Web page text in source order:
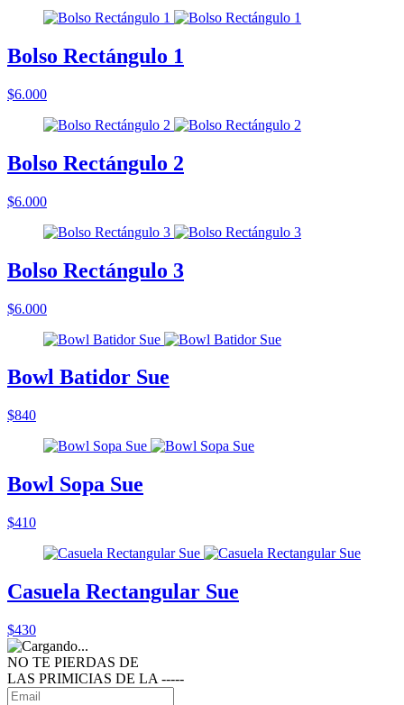
Bolso Rectángulo 1
$6.000
Bolso Rectángulo 2
$6.000
Bolso Rectángulo 3
$6.000
Bowl Batidor Sue
$840
Bowl Sopa Sue
$410
Casuela Rectangular Sue
$430
NO TE PIERDAS DE
LAS PRIMICIAS DE LA ‑‑‑‑‑